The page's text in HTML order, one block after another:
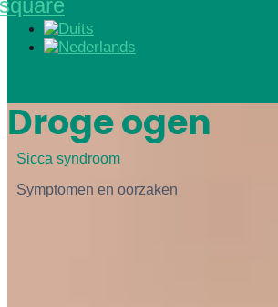
Droge ogen
Sicca syndroom
Symptomen en oorzaken